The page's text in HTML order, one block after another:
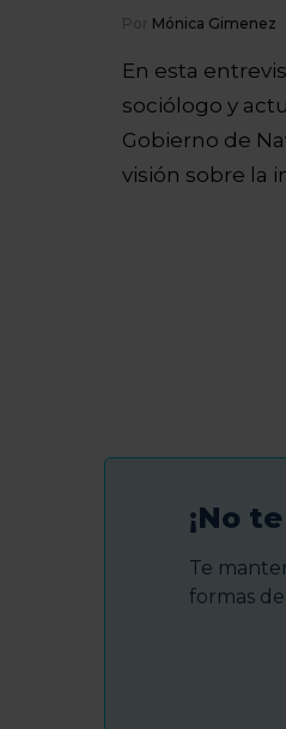
Por Mónica Gimenez
En esta
sociólogo y
Gobierno de
visión sobre la
¡No
Te
formas